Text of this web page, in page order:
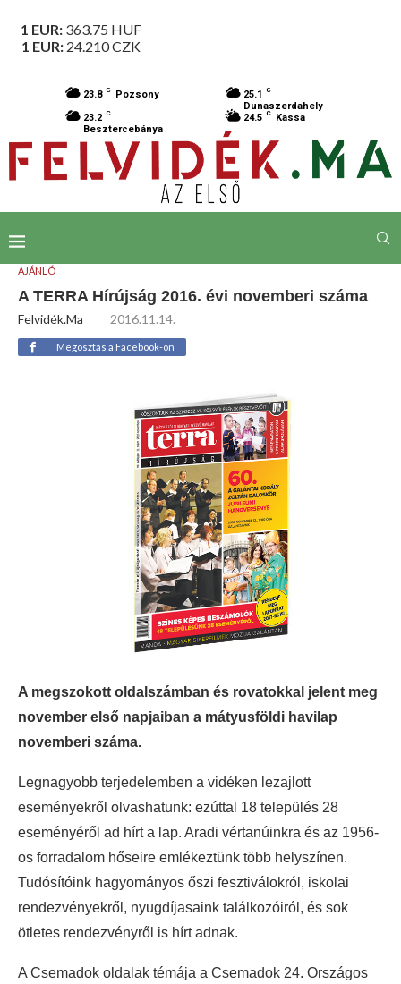
1 EUR: 363.75 HUF
1 EUR: 24.210CZK
23.8 C Pozsony 25.1 C
Dunaszerdahely
23.2 C
Besztercebánya
24.5 C Kassa
AJÁNLÓ
A TERRA Hírújság 2016. évi novemberi száma
Felvidék.ma 2016.11.14.
Megosztás a Facebook-on
A megszokott oldalszámban és rovatokkal jelent meg
november első napjaiban a mátyusföldi havilap
novemberi száma.
Legnagyobb terjedelemben a vidéken lezajlott
eseményekről olvashatunk: ezúttal 18 település 28
eseményéről ad hírt a lap. Aradi vértanúinkra és az 1956-
os forradalom hőseire emlékeztünk több helyszínen.
Tudósítóink hagyományos őszi fesztiválokról, iskolai
rendezvényekről, nyugdíjasaink találkozóiról, és sok
ötletes rendezvényről is hírt adnak.
A Csemadok oldalak témája a Csemadok 24. Országos